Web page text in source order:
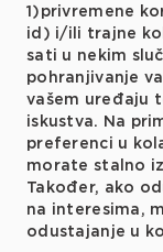
1)privremene
id) i/ili trajne
sati u nekim
pohranjivanje
vašem uređaju
iskustva. Na
preferenci u
morate stalno
Također, ako
na interesima,
odustajanje u